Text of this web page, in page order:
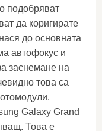
подобряват
да коригирате
до основната
автофокус и
заснемане на
това са
Galaxy Grand
Това е